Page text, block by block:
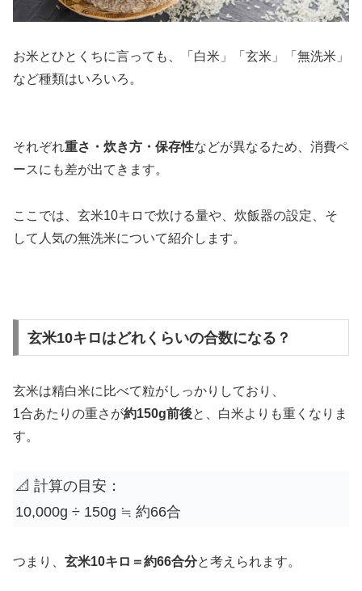
お米とひとくちに言っても、「白米」「玄米」「無洗米」
など種類はいろいろ。
それぞれ重さ・炊き方・保存性などが異なるため、消費ペ
ースにも差が出てきます。
ここでは、玄米10キロで炊ける量や、炊飯器の設定、そ
して人気の無洗米について紹介します。
玄米10キロはどれくらいの合数になる？
玄米は精白米に比べて粒がしっかりしており、
1合あたりの重さが約150g前後と、白米よりも重くなりま
す。
📐 計算の目安：
10,000g ÷ 150g ≒ 約66合
つまり、 玄米10キロ＝約66合分と考えられます。